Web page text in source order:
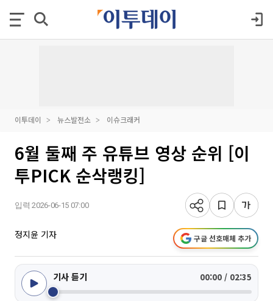
이투데이 뉴스발전소 이슈크래커
6월 둘째 주 유튜브 영상 순위 [이
투PICK 순삭랭킹]
입력 2026-06-15 07:00
정지윤 기자 구글 선호매체 추가
기사 듣기 00:00 / 02:35